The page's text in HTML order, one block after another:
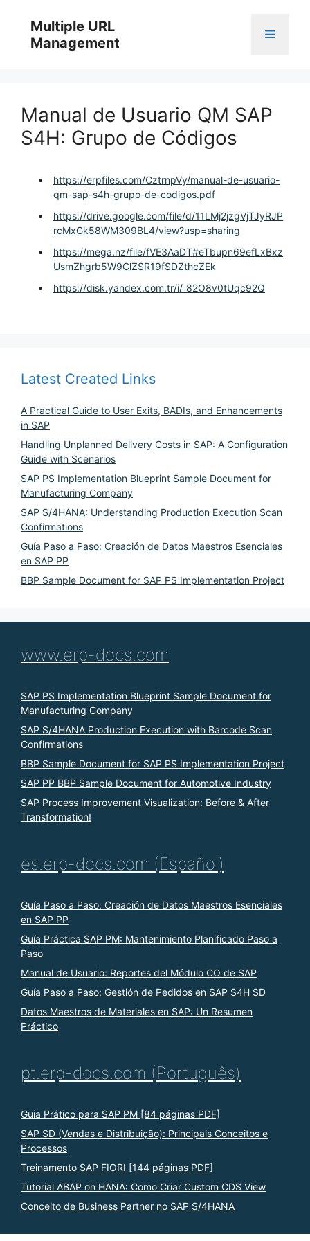
content
Multiple URL
Management
Menu
Manual de Usuario QM SAP
S4H: Grupo de Códigos
https://erpfiles.com/CztrnpVy/manual-de-usuario-
qm-sap-s4h-grupo-de-codigos.pdf
https://drive.google.com/file/d/11LMj2jzgVjTJyRJP
rcMxGk58WM309BL4/view?usp=sharing
https://mega.nz/file/fVE3AaDT#eTbupn69efLxBxz
UsmZhgrb5W9ClZSR19fSDZthcZEk
https://disk.yandex.com.tr/i/_82O8v0tUqc92Q
Latest Created Links
A Practical Guide to User Exits, BADIs, and Enhancements
in SAP
Handling Unplanned Delivery Costs in SAP: A Configuration
Guide with Scenarios
SAP PS Implementation Blueprint Sample Document for
Manufacturing Company
SAP S/4HANA: Understanding Production Execution Scan
Confirmations
Guía Paso a Paso: Creación de Datos Maestros Esenciales
en SAP PP
BBP Sample Document for SAP PS Implementation Project
www.erp-docs.com
SAP PS Implementation Blueprint Sample Document for
Manufacturing Company
SAP S/4HANA Production Execution with Barcode Scan
Confirmations
BBP Sample Document for SAP PS Implementation Project
SAP PP BBP Sample Document for Automotive Industry
SAP Process Improvement Visualization: Before & After
Transformation!
es.erp-docs.com (Español)
Guía Paso a Paso: Creación de Datos Maestros Esenciales
en SAP PP
Guía Práctica SAP PM: Mantenimiento Planificado Paso a
Paso
Manual de Usuario: Reportes del Módulo CO de SAP
Guía Paso a Paso: Gestión de Pedidos en SAP S4H SD
Datos Maestros de Materiales en SAP: Un Resumen
Práctico
pt.erp-docs.com (Português)
Guia Prático para SAP PM [84 páginas PDF]
SAP SD (Vendas e Distribuição): Principais Conceitos e
Processos
Treinamento SAP FIORI [144 páginas PDF]
Tutorial ABAP on HANA: Como Criar Custom CDS View
Conceito de Business Partner no SAP S/4HANA